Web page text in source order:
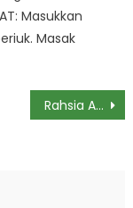
Masukkan
Masak
Rahsia Awet Muda Dengan Susu Kunyit Badam Madu